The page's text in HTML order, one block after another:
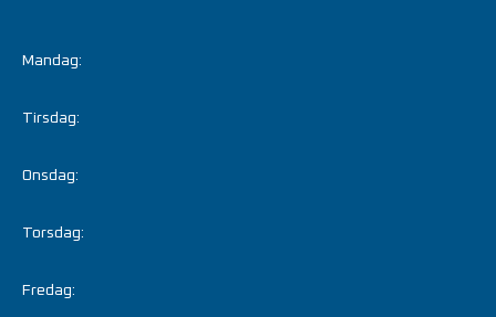
Mandag:
Tirsdag:
Onsdag:
Torsdag:
Fredag: